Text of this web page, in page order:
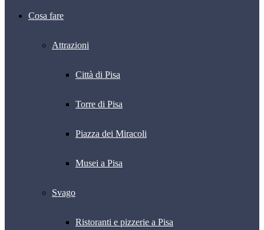
Cosa fare
Attrazioni
Città di Pisa
Torre di Pisa
Piazza dei Miracoli
Musei a Pisa
Svago
Ristoranti e pizzerie a Pisa